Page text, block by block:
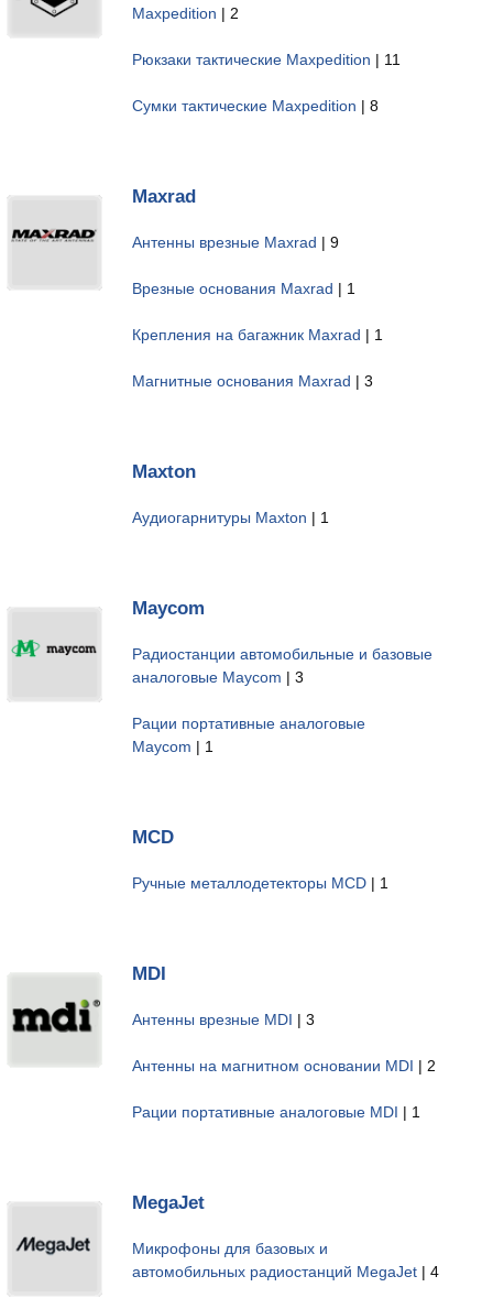
Maxpedition | 2
Рюкзаки тактические Maxpedition | 11
Сумки тактические Maxpedition | 8
Maxrad
Антенны врезные Maxrad | 9
Врезные основания Maxrad | 1
Крепления на багажник Maxrad | 1
Магнитные основания Maxrad | 3
Maxton
Аудиогарнитуры Maxton | 1
Maycom
Радиостанции автомобильные и базовые
аналоговые Maycom | 3
Рации портативные аналоговые
Maycom | 1
MCD
Ручные металлодетекторы MCD | 1
MDI
Антенны врезные MDI | 3
Антенны на магнитном основании MDI | 2
Рации портативные аналоговые MDI | 1
MegaJet
Микрофоны для базовых и
автомобильных радиостанций MegaJet | 4